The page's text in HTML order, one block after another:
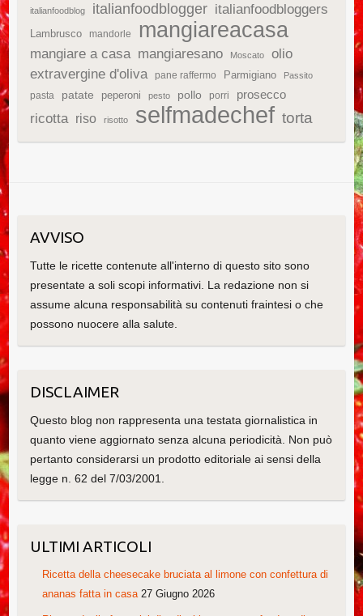
italianfoodblog italianfoodblogger italianfoodbloggers
Lambrusco mandorle mangiareacasa
mangiare a casa mangiaresano Moscato
olio
extravergine d'oliva
pane raffermo Parmigiano Passito
pasta patate peperoni pesto pollo porri prosecco
ricotta riso risotto selfmadechef torta
AVVISO
Tutte le ricette contenute all'interno di questo sito sono
presentate a soli scopi informativi. La redazione non si
assume alcuna responsabilità su contenuti fraintesi o che
possono nuocere alla salute.
DISCLAIMER
Questo blog non rappresenta una testata giornalistica in
quanto viene aggiornato senza alcuna periodicità. Non può
pertanto considerarsi un prodotto editoriale ai sensi della
legge n. 62 del 7/03/2001.
ULTIMI ARTICOLI
Ricetta della cheesecake bruciata al limone con confettura di
ananas fatta in casa 27 Giugno 2026